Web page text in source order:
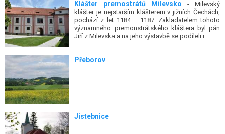
Klášter premostrátů Milevsko - Milevský
klášter je nejstarším klášterem v jižních Čechách,
pochází z let 1184 – 1187. Zakladatelem tohoto
významného premonstrátského kláštera byl pán
Jiří z Milevska a na jeho výstavbě se podíleli i...
Přeborov
Jistebnice